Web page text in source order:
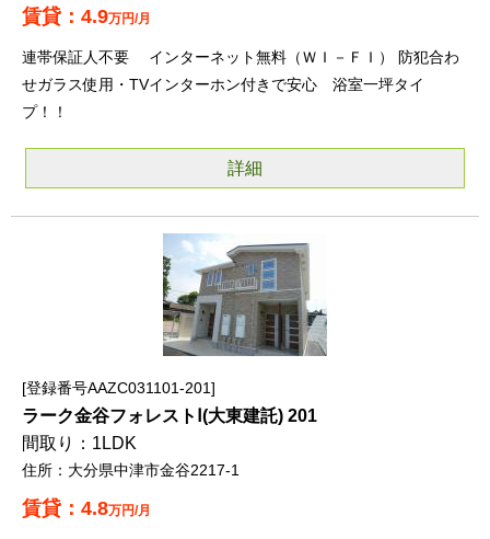
4.9万円/月
連帯保証人不要 インターネット無料（ＷＩ－ＦＩ） 防犯合わ
せガラス使用・TVインターホン付きで安心 浴室一坪タイ
プ！！
詳細
登録番号AAZC031101-201
ラーク金谷フォレストⅠ(大東建託) 201
1LDK
大分県中津市金谷2217-1
4.8万円/月